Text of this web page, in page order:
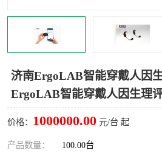
济南ErgoLAB智能穿戴人因
ErgoLAB智能穿戴人因生理
价格： 1000000.00 元/台 起
产品数量： 100.00台